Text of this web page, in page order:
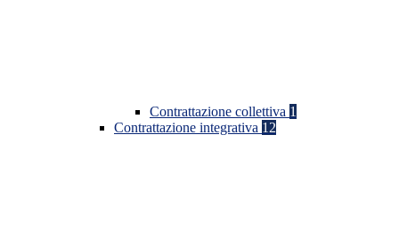
Contrattazione collettiva 1
Contrattazione integrativa 12